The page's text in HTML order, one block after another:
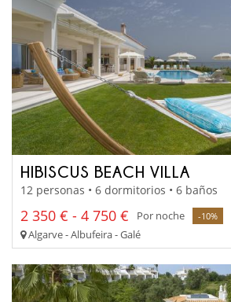
HIBISCUS BEACH VILLA
12 personas • 6 dormitorios • 6 baños
2 350 € - 4 750 € Por noche -10%
Algarve - Albufeira - Galé